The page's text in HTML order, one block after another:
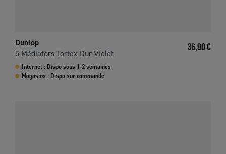
Dunlop
5 Médiators Tortex Dur Violet
Prix
36,90 €
Internet : Dispo sous 1-2 semaines
Magasins : Dispo sur commande